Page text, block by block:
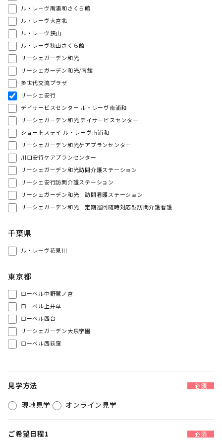
ル・レーヴ南浦和さくら館
ル・レーヴ大宮北
ル・レーヴ狭山
ル・レーヴ狭山さくら館
リーシェガーデン和光
リーシェガーデン和光/南館
多世代交流プラザ
リーシェ安行
デイサービスセンター ル・レーヴ南浦和
リーシェガーデン和光 デイサービスセンター
ショートステイ ル・レーヴ南浦和
リーシェガーデン和光ケアプランセンター
川口安行ケアプランセンター
リーシェガーデン和光訪問介護ステーション
リーシェ安行訪問介護ステーション
リーシェガーデン和光 訪問看護ステーション
リーシェガーデン和光 定期巡回随時対応型訪問介護看護
千葉県
ル・レーヴ花見川
東京都
ローベル中野鷺ノ宮
ローベル上井草
ローベル西台
リーシェガーデン大泉学園
ローベル西荻窪
見学方法 必須
現地見学 オンライン見学
ご希望日程1 必須